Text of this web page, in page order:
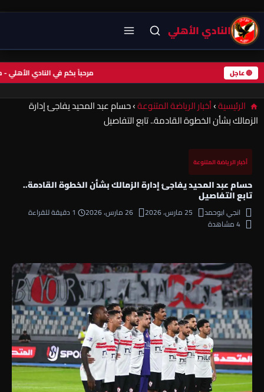
النادي الأهلي
🔴 عاجل مرحباً بكم في النادي
الرئيسية›أخبار الرياضة المتنوعة›حسام عبد المحيد يفاجئ إدارة
الزمالك بشأن الخطوة القادمة.. تابع التفاصيل
أخبار الرياضة المتنوعة
حسام عبد المحيد يفاجئ إدارة الزمالك بشأن الخطوة القادمة..
تابع التفاصيل
انجي ابوحمد 25 مارس، 2026 26 مارس، 2026
1 دقيقة للقراءة
4 مشاهدة